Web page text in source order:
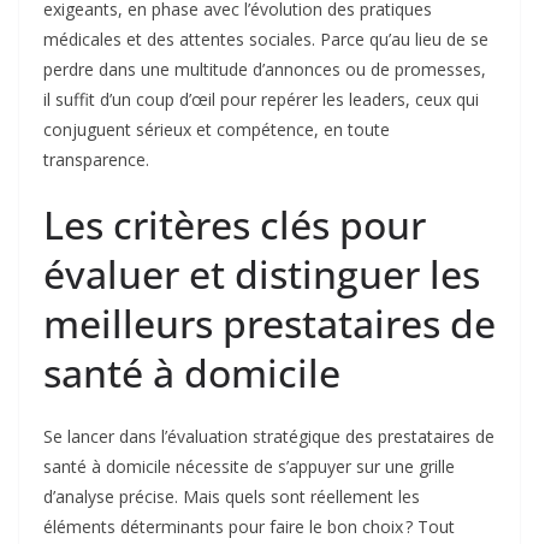
exigeants, en phase avec l’évolution des pratiques
médicales et des attentes sociales. Parce qu’au lieu de se
perdre dans une multitude d’annonces ou de promesses,
il suffit d’un coup d’œil pour repérer les leaders, ceux qui
conjuguent sérieux et compétence, en toute
transparence.
Les critères clés pour
évaluer et distinguer les
meilleurs prestataires de
santé à domicile
Se lancer dans l’évaluation stratégique des prestataires de
santé à domicile nécessite de s’appuyer sur une grille
d’analyse précise. Mais quels sont réellement les
éléments déterminants pour faire le bon choix ? Tout